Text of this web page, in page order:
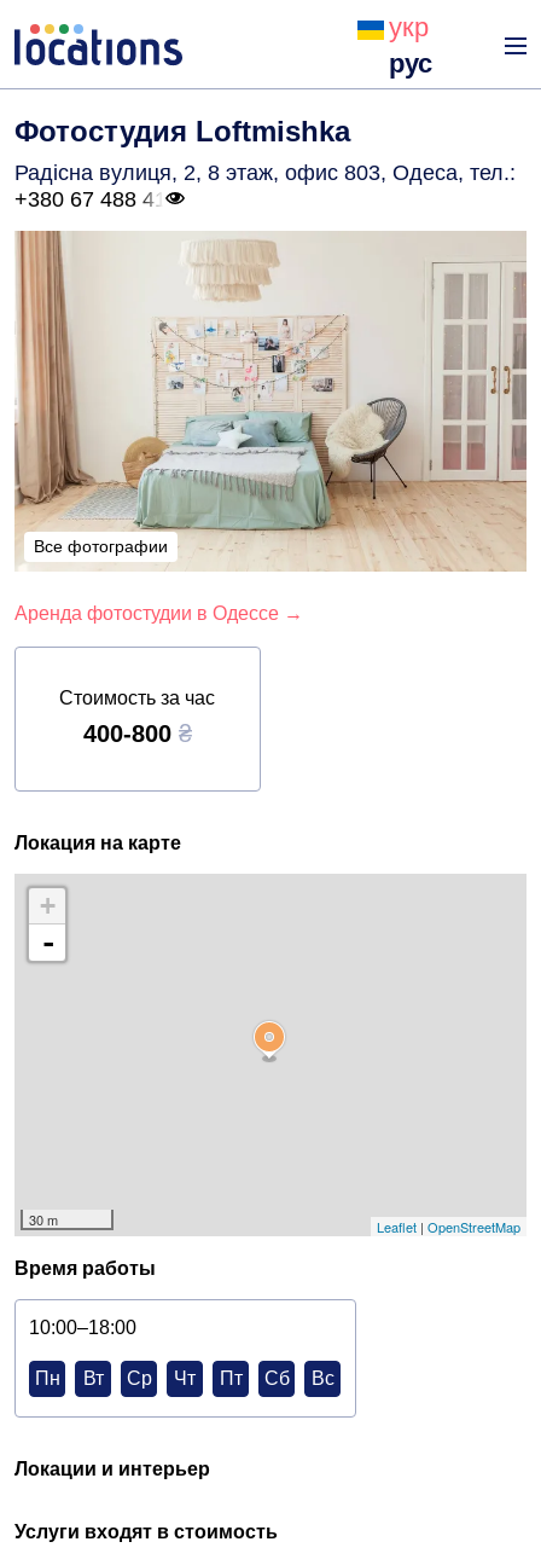
укр
рус
Фотостудия Loftmishka
Радісна вулиця, 2, 8 этаж, офис 803, Одеса, тел.:
+380 67 488 41
Все фотографии
Все фотографии
Аренда фотостудии в Одессе →
Стоимость за час
400-800₴
Локация на карте
+
-
30 m Leaflet | OpenStreetMap
Время работы
10:00–18:00
Пн Вт Ср Чт Пт Сб Вс
Локации и интерьер
Услуги входят в стоимость